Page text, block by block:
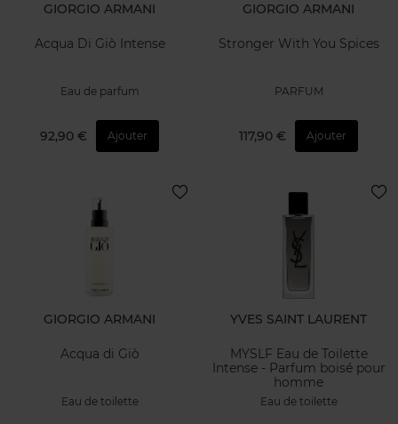
GIORGIO ARMANI
Acqua Di Giò Intense
Eau de parfum
92,90 € Ajouter
GIORGIO ARMANI
Stronger With You Spices
PARFUM
117,90 € Ajouter
GIORGIO ARMANI
Acqua di Giò
Eau de toilette
YVES SAINT LAURENT
MYSLF Eau de Toilette
Intense - Parfum boisé pour
homme
Eau de toilette